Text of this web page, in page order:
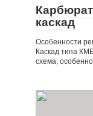
каскад
Особенности
Каскад типа
схема,